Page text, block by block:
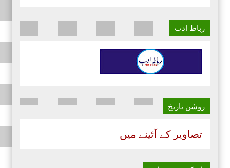
رباط ادب
روشن تاریخ
تصاویر کے آئینے میں